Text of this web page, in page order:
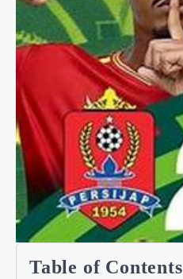
Table of Contents